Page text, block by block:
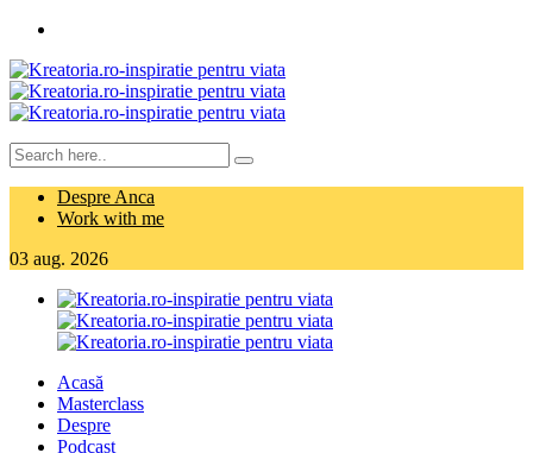
Despre Anca
Work with me
03 aug. 2026
Acasă
Masterclass
Despre
Podcast